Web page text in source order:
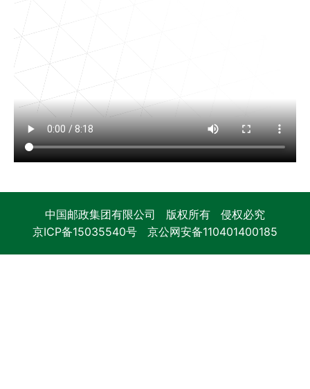
中国邮政集团有限公司 版权所有 侵权必究
京ICP备15035540号 京公网安备110401400185